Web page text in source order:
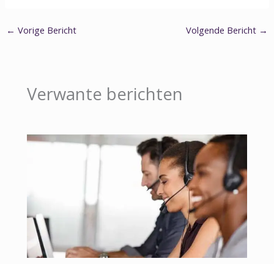
← Vorige Bericht Volgende Bericht →
Verwante berichten